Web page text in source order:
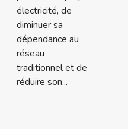
électricité, de
diminuer sa
dépendance au
réseau
traditionnel et de
réduire son...